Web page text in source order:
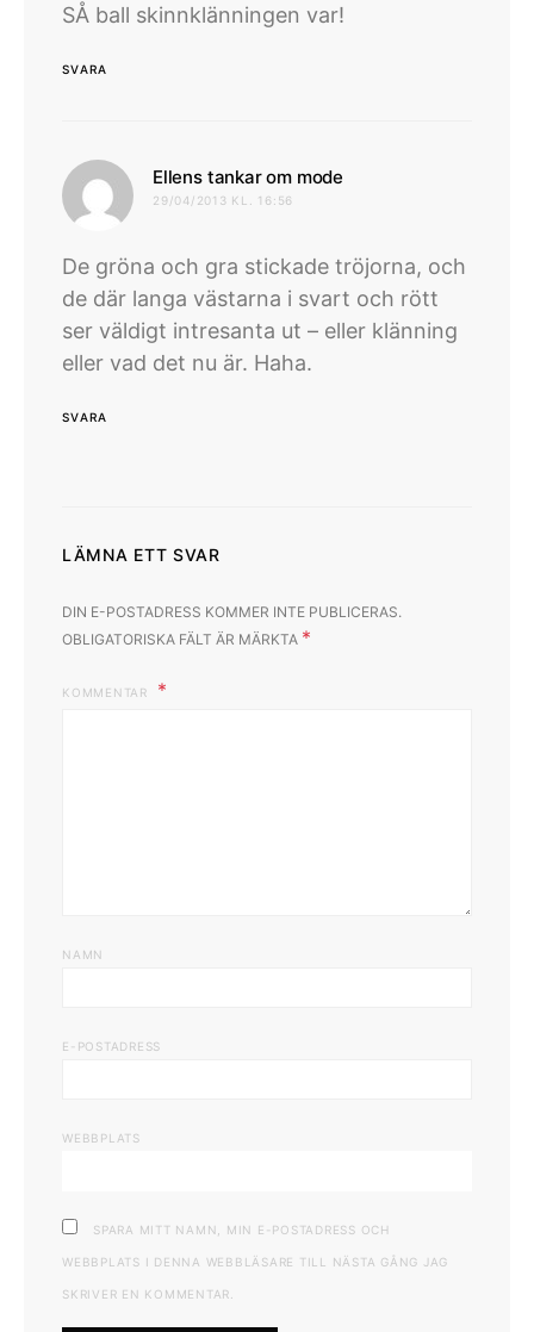
SÅ ball skinnklänningen var!
SVARA
Ellens tankar om mode
29/04/2013 KL. 16:56
De gröna och gra stickade tröjorna, och
de där langa västarna i svart och rött
ser väldigt intresanta ut – eller klänning
eller vad det nu är. Haha.
SVARA
LÄMNA ETT SVAR
DIN E-POSTADRESS KOMMER INTE PUBLICERAS.
OBLIGATORISKA FÄLT ÄR MÄRKTA *
KOMMENTAR
NAMN
E-POSTADRESS
WEBBPLATS
SPARA MITT NAMN, MIN E-POSTADRESS OCH
WEBBPLATS I DENNA WEBBLÄSARE TILL NÄSTA GÅNG JAG
SKRIVER EN KOMMENTAR.